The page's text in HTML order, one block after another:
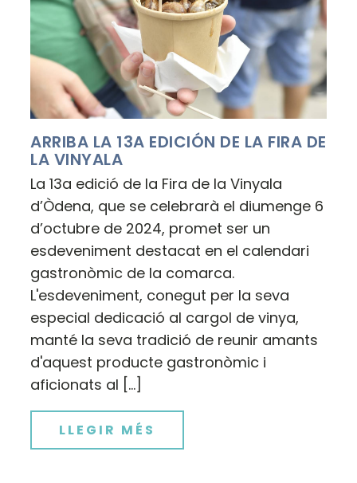
ARRIBA LA 13A EDICIÓN DE LA FIRA DE
LA VINYALA
La 13a edició de la Fira de la Vinyala
d’Òdena, que se celebrarà el diumenge 6
d’octubre de 2024, promet ser un
esdeveniment destacat en el calendari
gastronòmic de la comarca.
L'esdeveniment, conegut per la seva
especial dedicació al cargol de vinya,
manté la seva tradició de reunir amants
d'aquest producte gastronòmic i
aficionats al […]
LLEGIR MÉS